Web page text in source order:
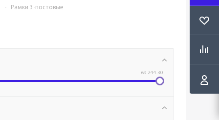
- Рамки 3-постовые
69 244.30